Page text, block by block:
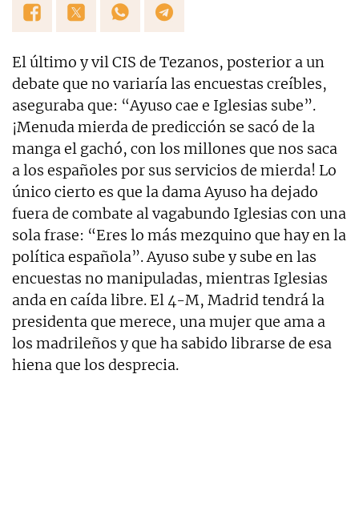
El último y vil CIS de Tezanos, posterior a un
debate que no variaría las encuestas creíbles,
aseguraba que: “Ayuso cae e Iglesias sube”.
¡Menuda mierda de predicción se sacó de la
manga el gachó, con los millones que nos saca
a los españoles por sus servicios de mierda! Lo
único cierto es que la dama Ayuso ha dejado
fuera de combate al vagabundo Iglesias con una
sola frase: “Eres lo más mezquino que hay en la
política española”. Ayuso sube y sube en las
encuestas no manipuladas, mientras Iglesias
anda en caída libre. El 4-M, Madrid tendrá la
presidenta que merece, una mujer que ama a
los madrileños y que ha sabido librarse de esa
hiena que los desprecia.